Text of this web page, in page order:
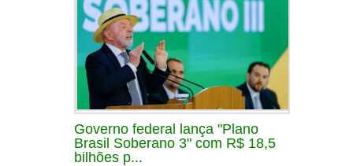
Governo federal lança "Plano
Brasil Soberano 3" com R$ 18,5
bilhões p...